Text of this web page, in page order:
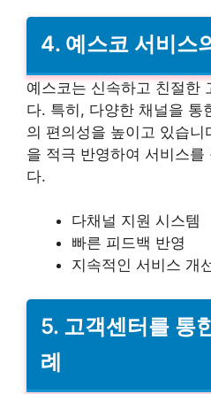
4. 예스코 서비스
예스코는 신속하고 친절한
다. 특히, 다양한 채널을 통
의 편의성을 높이고 있습
을 적극 반영하여 서비스
다.
다채널 지원 시스템
빠른 피드백 반영
지속적인 서비스 개
5. 고객센터를 통
례